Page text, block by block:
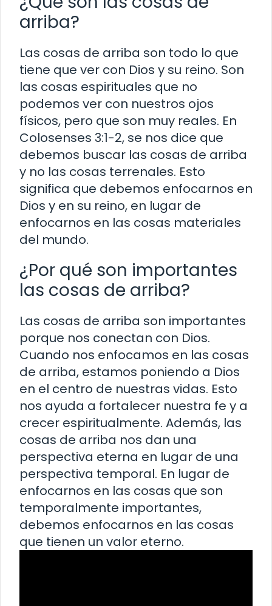
arriba?
Las cosas de arriba son todo lo que
tiene que ver con Dios y su reino. Son
las cosas espirituales que no
podemos ver con nuestros ojos
físicos, pero que son muy reales. En
Colosenses 3:1-2, se nos dice que
debemos buscar las cosas de arriba
y no las cosas terrenales. Esto
significa que debemos enfocarnos en
Dios y en su reino, en lugar de
enfocarnos en las cosas materiales
del mundo.
¿Por qué son importantes
las cosas de arriba?
Las cosas de arriba son importantes
porque nos conectan con Dios.
Cuando nos enfocamos en las cosas
de arriba, estamos poniendo a Dios
en el centro de nuestras vidas. Esto
nos ayuda a fortalecer nuestra fe y a
crecer espiritualmente. Además, las
cosas de arriba nos dan una
perspectiva eterna en lugar de una
perspectiva temporal. En lugar de
enfocarnos en las cosas que son
temporalmente importantes,
debemos enfocarnos en las cosas
que tienen un valor eterno.